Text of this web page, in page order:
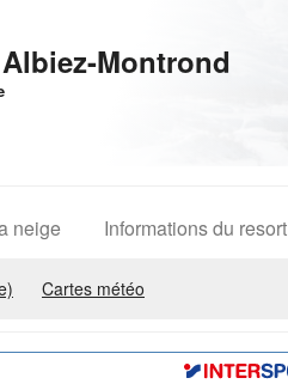
Montrond
neige Informations du resort
Cartes météo